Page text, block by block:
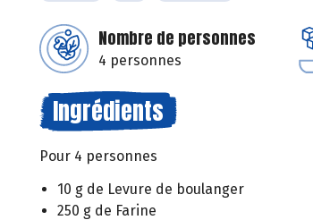
Nombre de personnes
4 personnes
Ingrédients
Pour 4 personnes
10 g de Levure de boulanger
250 g de Farine